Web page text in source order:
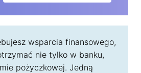
wsparcia finansowego,
nie tylko w banku,
pożyczkowej. Jedną